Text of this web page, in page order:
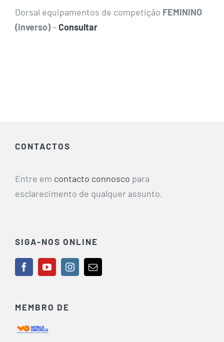
Dorsal equipamentos de competição FEMININO
(inverso)–Consultar
CONTACTOS
Entre em contacto connosco para
esclarecimento de qualquer assunto.
SIGA-NOS ONLINE
MEMBRO DE